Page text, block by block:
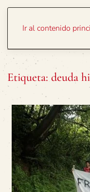
Ir al contenido
Etiqueta: deuda